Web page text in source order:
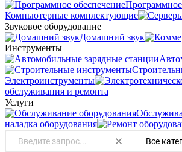
Компьютерные комплектующие
Звуковое оборудование
Домашний звук
Инструменты
Электроинструменты
обслуживания и ремонта
Услуги
наладка оборудования
Все